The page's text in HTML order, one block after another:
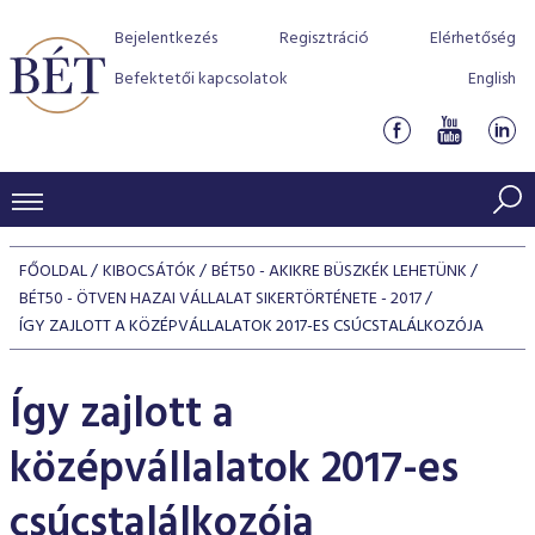
Bejelentkezés Regisztráció
Elérhetőség
Befektetői kapcsolatok
English
KERESKEDÉSI ADATOK
INDEXEK
Részvényindexek
Kötvényindexek
Jelzáloglevél indexek
Vállalati kötvény indexek
Piaci forgalom
Kedvenc instrumentumok
Azonnali Piac
Részvények
Származékos piac
BEFEKTETŐK
Termékcsoportok
Indexek
Részvény szekció
Hitelpapír szekció
Szabályozás
BÉT szabályzatok
Befektetővédelem
Alkalmazott díjstruktúra
Elszámolás
Részvény és vállalati kötvény tőzsdei bevezetését
program
BÉT Xtend - Részvénypiac egyszerűen
TŐZSDETAGOK
Tőzsdetagok, üzletkötők
VENDOROK
FŐOLDAL KIBOCSÁTÓK
BÉT50 - AKIKRE BÜSZKÉK LEHETÜNK
BÉT50 - ÖTVEN HAZAI VÁLLALAT SIKERTÖRTÉNETE - 2017
ÍGY ZAJLOTT A KÖZÉPVÁLLALATOK 2017-ES CSÚCSTALÁLKOZÓJA
Így zajlott a
középvállalatok 2017-es